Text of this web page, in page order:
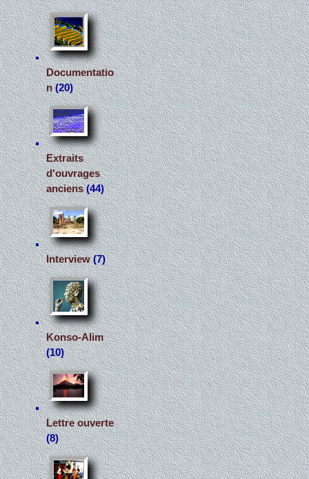
Documentatio
n(20)
Extraits
d'ouvrages
anciens(44)
Interview(7)
Konso-Alim
(10)
Lettre ouverte
(8)